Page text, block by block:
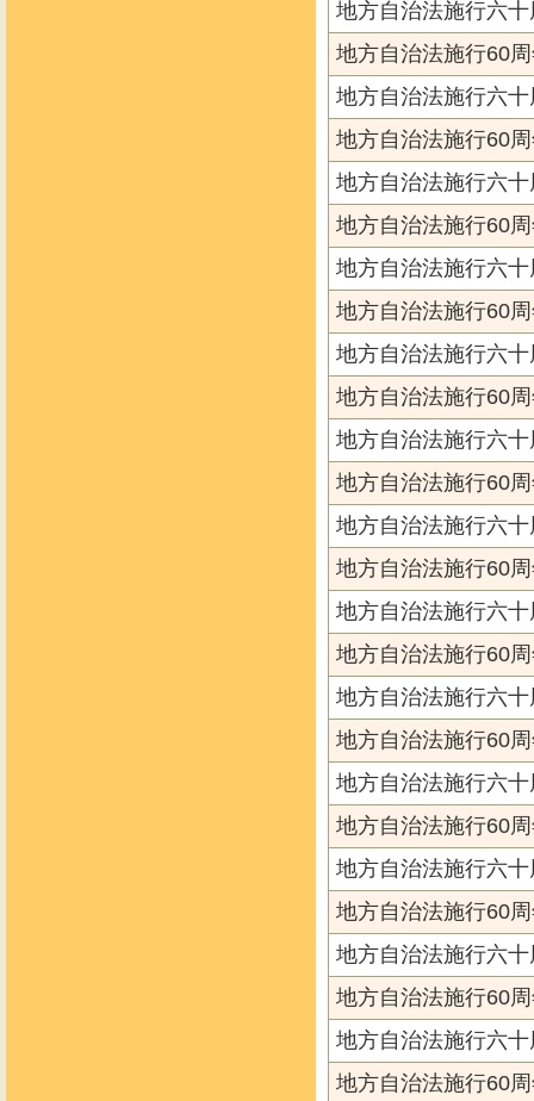
地方自治法施行六
地方自治法施行60
地方自治法施行六
地方自治法施行60
地方自治法施行六
地方自治法施行60
地方自治法施行六
地方自治法施行60
地方自治法施行六
地方自治法施行60
地方自治法施行六
地方自治法施行60
地方自治法施行六
地方自治法施行60
地方自治法施行六
地方自治法施行60
地方自治法施行六
地方自治法施行60
地方自治法施行六
地方自治法施行60
地方自治法施行六
地方自治法施行60
地方自治法施行六
地方自治法施行60
地方自治法施行六
地方自治法施行60